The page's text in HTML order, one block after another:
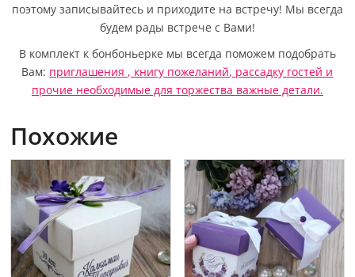
поэтому записывайтесь и приходите на встречу! Мы всегда
будем рады встрече с Вами!
В комплект к бонбоньерке мы всегда поможем подобрать
Вам: приглашения , книгу пожеланий, рассадку гостей и
прочие необходимые для торжества важные детали.
Похожие